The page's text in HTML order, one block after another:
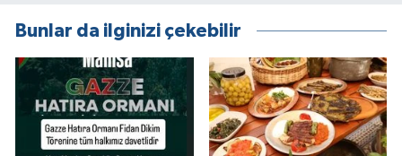
Bunlar da ilginizi çekebilir